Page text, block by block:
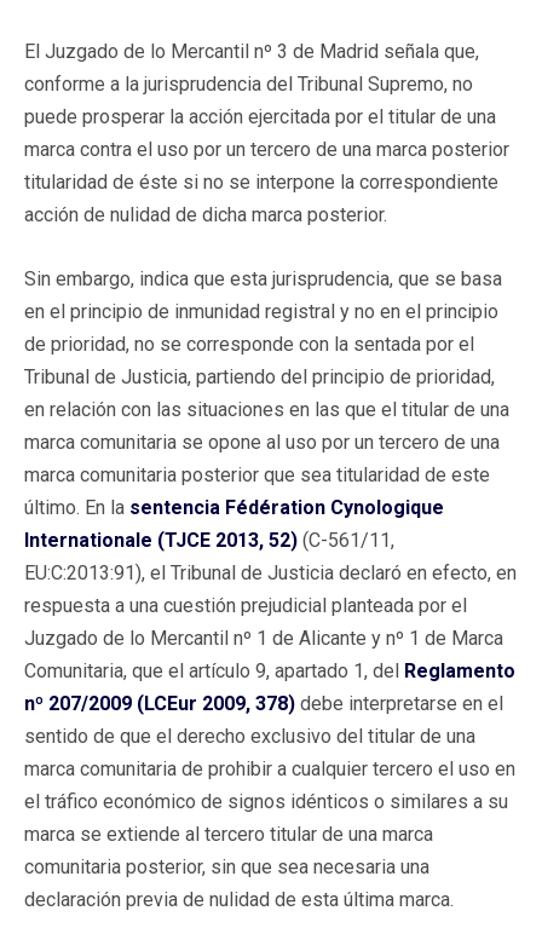
El Juzgado de lo Mercantil nº 3 de Madrid señala que,
conforme a la jurisprudencia del Tribunal Supremo, no
puede prosperar la acción ejercitada por el titular de una
marca contra el uso por un tercero de una marca posterior
titularidad de éste si no se interpone la correspondiente
acción de nulidad de dicha marca posterior.
Sin embargo, indica que esta jurisprudencia, que se basa
en el principio de inmunidad registral y no en el principio
de prioridad, no se corresponde con la sentada por el
Tribunal de Justicia, partiendo del principio de prioridad,
en relación con las situaciones en las que el titular de una
marca comunitaria se opone al uso por un tercero de una
marca comunitaria posterior que sea titularidad de este
último. En la sentencia Fédération Cynologique
Internationale (TJCE 2013, 52) (C-561/11,
EU:C:2013:91), el Tribunal de Justicia declaró en efecto, en
respuesta a una cuestión prejudicial planteada por el
Juzgado de lo Mercantil nº 1 de Alicante y nº 1 de Marca
Comunitaria, que el artículo 9, apartado 1, del Reglamento
nº 207/2009 (LCEur 2009, 378) debe interpretarse en el
sentido de que el derecho exclusivo del titular de una
marca comunitaria de prohibir a cualquier tercero el uso en
el tráfico económico de signos idénticos o similares a su
marca se extiende al tercero titular de una marca
comunitaria posterior, sin que sea necesaria una
declaración previa de nulidad de esta última marca.